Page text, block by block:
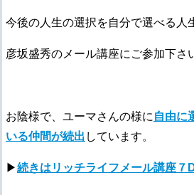
今後の人生の選択を自分で選べる人
彦坂盛秀のメール講座にご参加下さ
お陰様で、ユーマさんの様に 自由に
いる仲間が続出 しています。
▶続きはリッチライフメール講座７